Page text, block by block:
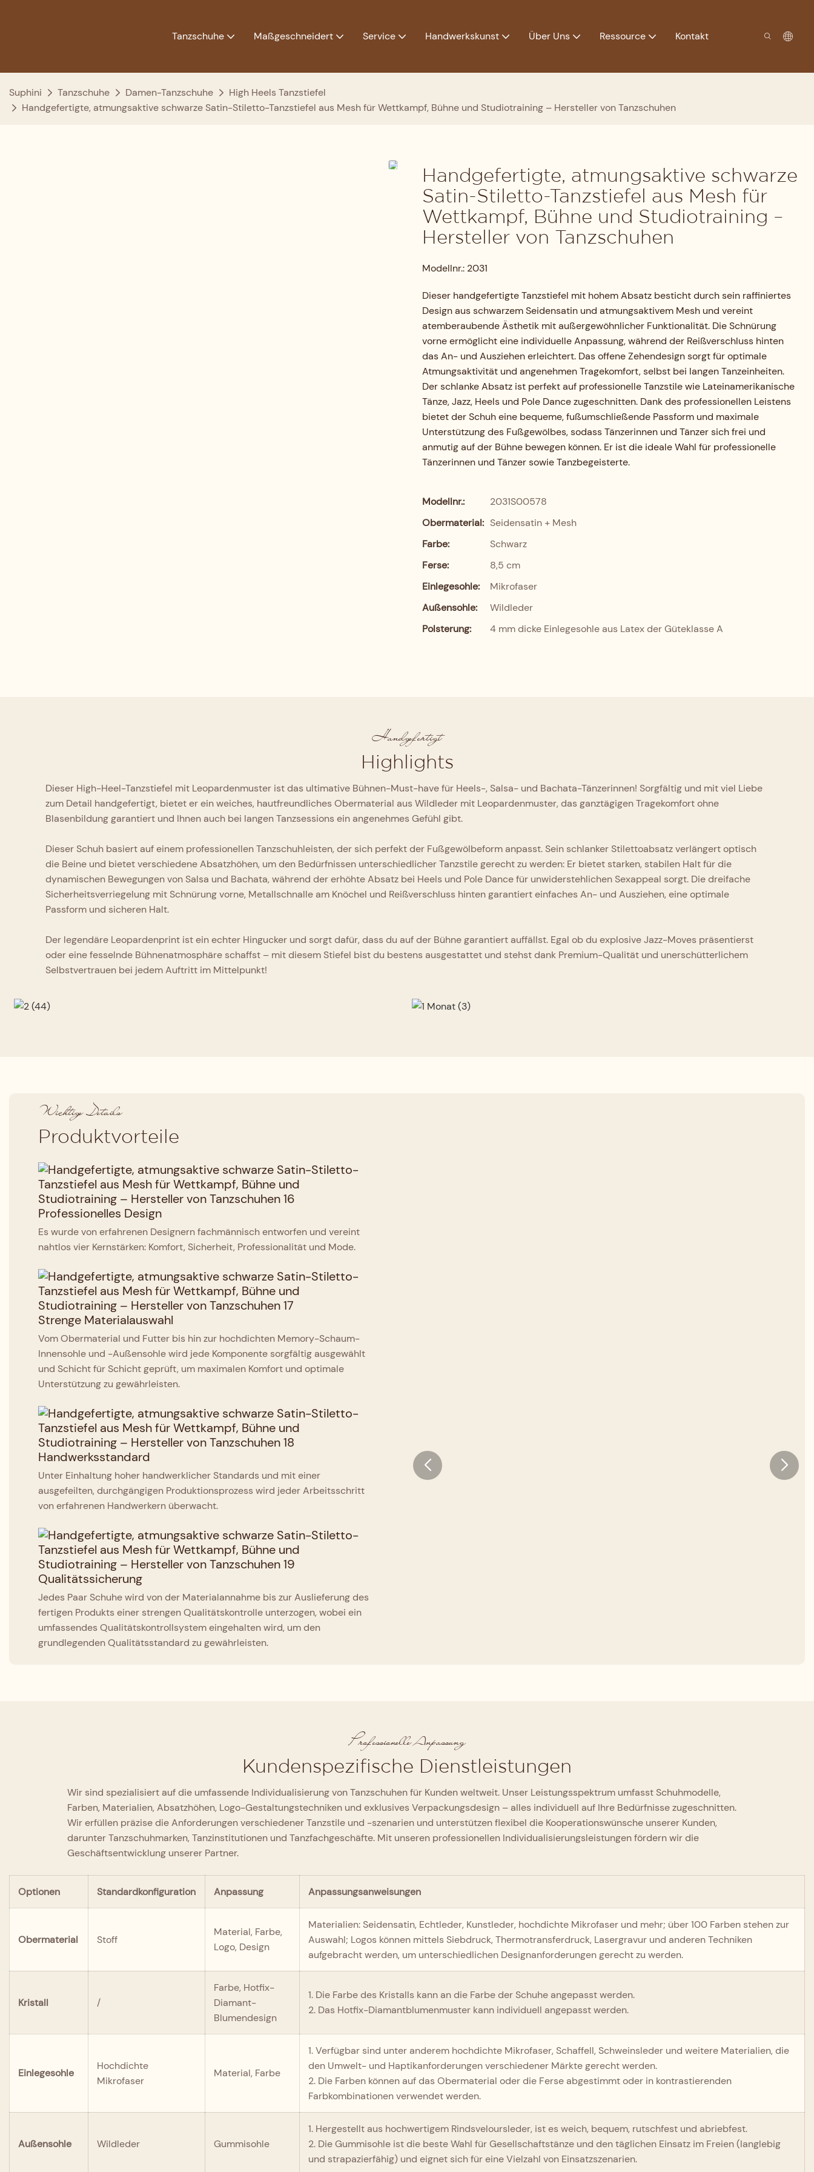
Tanzschuhe Maßgeschneidert Service Handwerkskunst Über Uns Ressource Kontakt
Suphini Tanzschuhe Damen-Tanzschuhe
High Heels Tanzstiefel
Handgefertigte, atmungsaktive schwarze Satin-Stiletto-Tanzstiefel aus Mesh für Wettkampf, Bühne und Studiotraining – Hersteller von Tanzschuhen
Handgefertigte, atmungsaktive schwarze
Satin-Stiletto-Tanzstiefel aus Mesh für
Wettkampf, Bühne und Studiotraining –
Hersteller von Tanzschuhen
Modellnr.: 2031
Dieser handgefertigte Tanzstiefel mit hohem Absatz besticht durch sein raffiniertes
Design aus schwarzem Seidensatin und atmungsaktivem Mesh und vereint
atemberaubende Ästhetik mit außergewöhnlicher Funktionalität. Die Schnürung
vorne ermöglicht eine individuelle Anpassung, während der Reißverschluss hinten
das An- und Ausziehen erleichtert. Das offene Zehendesign sorgt für optimale
Atmungsaktivität und angenehmen Tragekomfort, selbst bei langen Tanzeinheiten.
Der schlanke Absatz ist perfekt auf professionelle Tanzstile wie Lateinamerikanische
Tänze, Jazz, Heels und Pole Dance zugeschnitten. Dank des professionellen Leistens
bietet der Schuh eine bequeme, fußumschließende Passform und maximale
Unterstützung des Fußgewölbes, sodass Tänzerinnen und Tänzer sich frei und
anmutig auf der Bühne bewegen können. Er ist die ideale Wahl für professionelle
Tänzerinnen und Tänzer sowie Tanzbegeisterte.
Modellnr.:
2031S00578
Obermaterial: Seidensatin + Mesh
Farbe:
Schwarz
Ferse:
8,5 cm
Einlegesohle:
Mikrofaser
Außensohle:
Wildleder
Polsterung:
4 mm dicke Einlegesohle aus Latex der Güteklasse A
Handgefertigt
Highlights
Dieser High-Heel-Tanzstiefel mit Leopardenmuster ist das ultimative Bühnen-Must-have für Heels-, Salsa- und Bachata-Tänzerinnen! Sorgfältig und mit viel Liebe
zum Detail handgefertigt, bietet er ein weiches, hautfreundliches Obermaterial aus Wildleder mit Leopardenmuster, das ganztägigen Tragekomfort ohne
Blasenbildung garantiert und Ihnen auch bei langen Tanzsessions ein angenehmes Gefühl gibt.
Dieser Schuh basiert auf einem professionellen Tanzschuhleisten, der sich perfekt der Fußgewölbeform anpasst. Sein schlanker Stilettoabsatz verlängert optisch
die Beine und bietet verschiedene Absatzhöhen, um den Bedürfnissen unterschiedlicher Tanzstile gerecht zu werden: Er bietet starken, stabilen Halt für die
dynamischen Bewegungen von Salsa und Bachata, während der erhöhte Absatz bei Heels und Pole Dance für unwiderstehlichen Sexappeal sorgt. Die dreifache
Sicherheitsverriegelung mit Schnürung vorne, Metallschnalle am Knöchel und Reißverschluss hinten garantiert einfaches An- und Ausziehen, eine optimale
Passform und sicheren Halt.
Der legendäre Leopardenprint ist ein echter Hingucker und sorgt dafür, dass du auf der Bühne garantiert auffällst. Egal ob du explosive Jazz-Moves präsentierst
oder eine fesselnde Bühnenatmosphäre schaffst – mit diesem Stiefel bist du bestens ausgestattet und stehst dank Premium-Qualität und unerschütterlichem
Selbstvertrauen bei jedem Auftritt im Mittelpunkt!
Wichtige Details
Produktvorteile
Professionelles Design
Es wurde von erfahrenen Designern fachmännisch entworfen und vereint
nahtlos vier Kernstärken: Komfort, Sicherheit, Professionalität und Mode.
Strenge Materialauswahl
Vom Obermaterial und Futter bis hin zur hochdichten Memory-Schaum-
Innensohle und -Außensohle wird jede Komponente sorgfältig ausgewählt
und Schicht für Schicht geprüft, um maximalen Komfort und optimale
Unterstützung zu gewährleisten.
Handwerksstandard
Unter Einhaltung hoher handwerklicher Standards und mit einer
ausgefeilten, durchgängigen Produktionsprozess wird jeder Arbeitsschritt
von erfahrenen Handwerkern überwacht.
Qualitätssicherung
Jedes Paar Schuhe wird von der Materialannahme bis zur Auslieferung des
fertigen Produkts einer strengen Qualitätskontrolle unterzogen, wobei ein
umfassendes Qualitätskontrollsystem eingehalten wird, um den
grundlegenden Qualitätsstandard zu gewährleisten.
Professionelle Anpassung
Kundenspezifische Dienstleistungen
Wir sind spezialisiert auf die umfassende Individualisierung von Tanzschuhen für Kunden weltweit. Unser Leistungsspektrum umfasst Schuhmodelle,
Farben, Materialien, Absatzhöhen, Logo-Gestaltungstechniken und exklusives Verpackungsdesign – alles individuell auf Ihre Bedürfnisse zugeschnitten.
Wir erfüllen präzise die Anforderungen verschiedener Tanzstile und -szenarien und unterstützen flexibel die Kooperationswünsche unserer Kunden,
darunter Tanzschuhmarken, Tanzinstitutionen und Tanzfachgeschäfte. Mit unseren professionellen Individualisierungsleistungen fördern wir die
Geschäftsentwicklung unserer Partner.
Optionen Standardkonfiguration Anpassung Anpassungsanweisungen
Obermaterial Stoff
Material, Farbe,
Logo, Design
Materialien: Seidensatin, Echtleder, Kunstleder, hochdichte Mikrofaser und mehr; über 100 Farben stehen zur
Auswahl; Logos können mittels Siebdruck, Thermotransferdruck, Lasergravur und anderen Techniken
aufgebracht werden, um unterschiedlichen Designanforderungen gerecht zu werden.
Kristall /
Farbe, Hotfix-
Diamant-
Blumendesign
1. Die Farbe des Kristalls kann an die Farbe der Schuhe angepasst werden.
2. Das Hotfix-Diamantblumenmuster kann individuell angepasst werden.
Einlegesohle
Hochdichte
Mikrofaser
Material, Farbe
1. Verfügbar sind unter anderem hochdichte Mikrofaser, Schaffell, Schweinsleder und weitere Materialien, die
den Umwelt- und Haptikanforderungen verschiedener Märkte gerecht werden.
2. Die Farben können auf das Obermaterial oder die Ferse abgestimmt oder in kontrastierenden
Farbkombinationen verwendet werden.
Außensohle Wildleder Gummisohle
1. Hergestellt aus hochwertigem Rindsveloursleder, ist es weich, bequem, rutschfest und abriebfest.
2. Die Gummisohle ist die beste Wahl für Gesellschaftstänze und den täglichen Einsatz im Freien (langlebig
und strapazierfähig) und eignet sich für eine Vielzahl von Einsatzszenarien.